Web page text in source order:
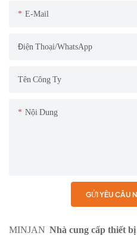
MINJAN Nhà cung cấp thiết
E-Mail
Điện Thoại/WhatsApp
Tên Công Ty
Nội Dung
GỬI YÊU CẦU